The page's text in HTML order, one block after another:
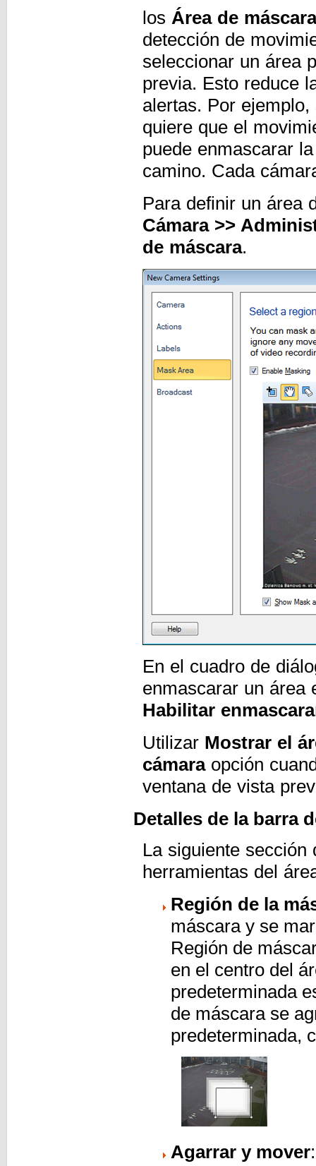
los Área de máscara
detección de
seleccionar un área
previa. Esto reduce
alertas. Por
quiere que el
puede enmascarar
camino. Cada
Para definir un área
Cámara >>
de máscara.
En el cuadro de
enmascarar un área
Habilitar
Utilizar Mostrar el
cámaraopción
ventana de vista
Detalles de la barra
La siguiente sección
herramientas del
Región de la
máscara y se
Región de
en el centro del
predeterminada
de máscara se
predeterminada,
Agarrar y mover